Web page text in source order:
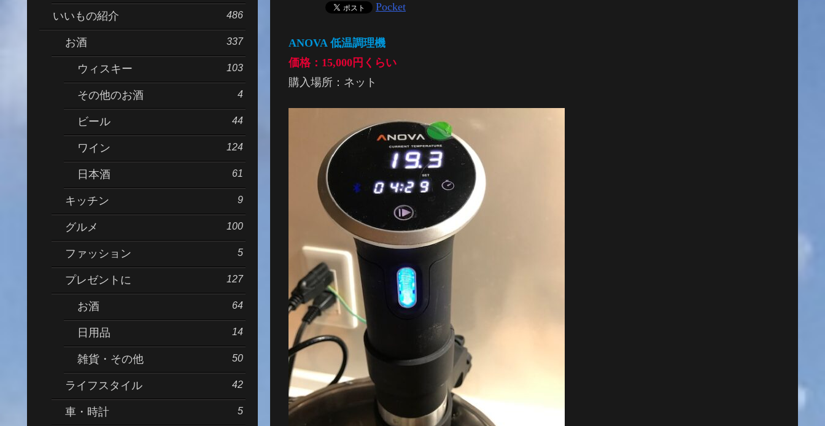
Pocket
ANOVA 低温調理機
価格：15,000円くらい
購入場所：ネット
いいもの紹介 486
お酒 337
ウィスキー 103
その他のお酒 4
ビール 44
ワイン 124
日本酒 61
キッチン 9
グルメ 100
ファッション 5
プレゼントに 127
お酒 64
日用品 14
雑貨・その他 50
ライフスタイル 42
車・時計 5